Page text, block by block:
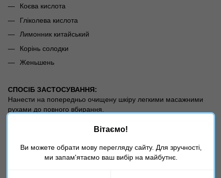
Коєва кислота
Гліколева кислота
Лимонник китайський
Корінь солодки
Женьшень
СПОСІБ ЗАСТОСУВАННЯ:
Нанести на попередньо очищену шкіру легкими масажними
рухами до повного вбирання.
Ізраїль
Вітаємо!
Ви можете обрати мову перегляду сайту. Для зручності,
ми запам'ятаємо ваш вибір на майбутнє.